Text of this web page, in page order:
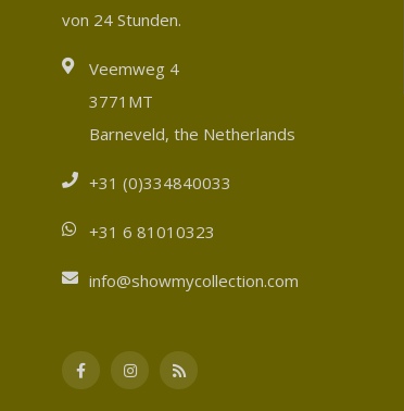
von 24 Stunden.
Veemweg 4
3771MT
Barneveld, the Netherlands
+31 (0)334840033
+31 6 81010323
info@showmycollection.com